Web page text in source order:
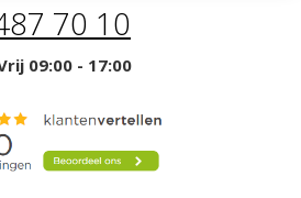
70 10
09:00 - 17:00